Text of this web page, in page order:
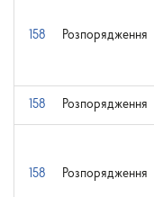
158 Розпорядження
158 Розпорядження
158 Розпорядження